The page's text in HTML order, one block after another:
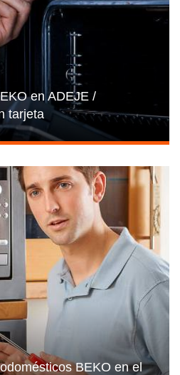
en ADEJE /
tarjeta
BEKO en el